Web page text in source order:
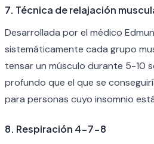
7. Técnica de relajación
Desarrollada por el médico
sistemáticamente cada grupo
tensar un músculo durante 5-10
profundo que el que se
para personas cuyo insomnio
8. Respiración 4-7-8